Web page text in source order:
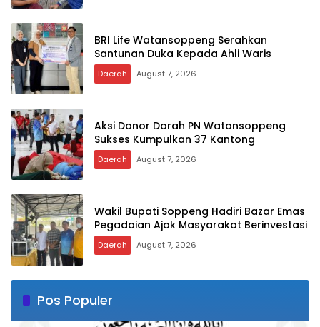
BRI Life Watansoppeng Serahkan
Santunan Duka Kepada Ahli Waris
Daerah August 7, 2026
Aksi Donor Darah PN Watansoppeng
Sukses Kumpulkan 37 Kantong
Daerah August 7, 2026
Wakil Bupati Soppeng Hadiri Bazar Emas
Pegadaian Ajak Masyarakat Berinvestasi
Daerah August 7, 2026
Pos Populer